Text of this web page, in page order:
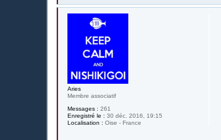
Aries
Membre associatif
Messages : 261
Enregistré le : 30 déc. 2016, 19:15
Localisation : Oise - France